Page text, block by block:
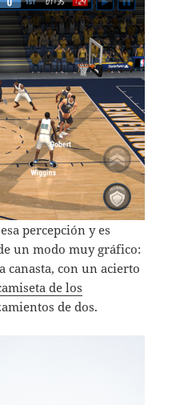
percepción y es
un modo muy gráfico:
canasta, con un acierto
de los
de dos.